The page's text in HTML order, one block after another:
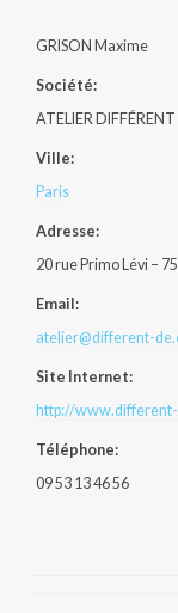
GRISON Maxime
Société:
ATELIER
Ville:
Paris
Adresse:
20 rue Primo Lévi –
Email:
atelier@different-
Site Internet:
http://
Téléphone:
09 53 13 46 56